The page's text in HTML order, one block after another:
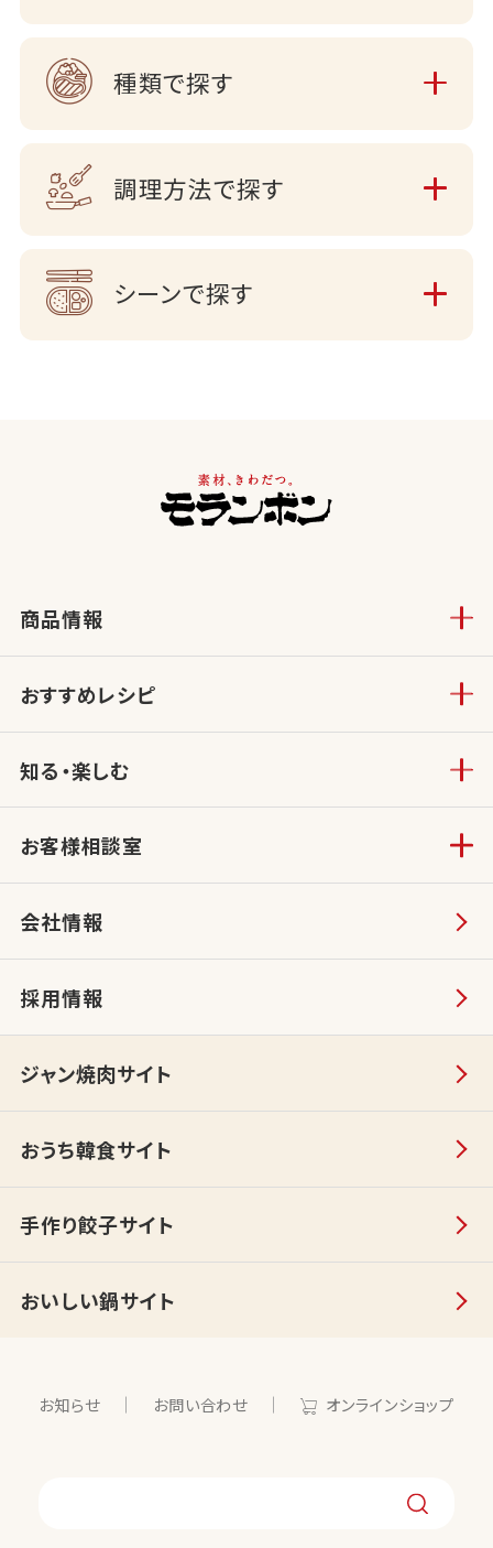
種類で探す
調理方法で探す
シーンで探す
商品情報
おすすめレシピ
知る・楽しむ
お客様相談室
会社情報
採用情報
ジャン焼肉サイト
おうち韓食サイト
手作り餃子サイト
おいしい鍋サイト
お知らせ お問い合わせ オンラインショップ